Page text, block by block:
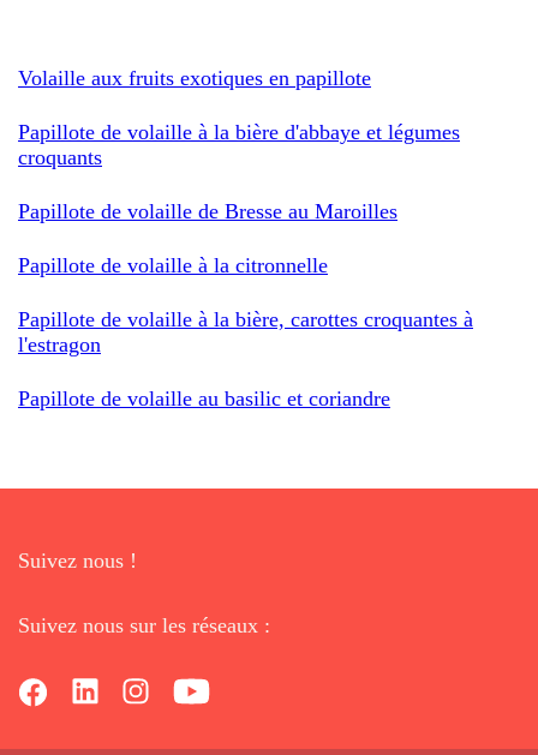
Volaille aux fruits exotiques en papillote
Papillote de volaille à la bière d'abbaye et légumes
croquants
Papillote de volaille de Bresse au Maroilles
Papillote de volaille à la citronnelle
Papillote de volaille à la bière, carottes croquantes à
l'estragon
Papillote de volaille au basilic et coriandre
Suivez nous !
Suivez nous sur les réseaux :